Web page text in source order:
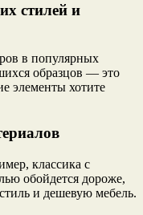
стилей и
в популярных
образцов — это
элементы хотите
классика с
обойдется дороже,
и дешевую мебель.